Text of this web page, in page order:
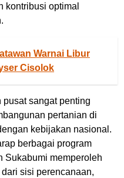
kontribusi optimal
Warnai Libur
Cisolok
pusat sangat penting
pertanian di
kebijakan nasional.
berbagai program
Sukabumi memperoleh
sisi perencanaan,